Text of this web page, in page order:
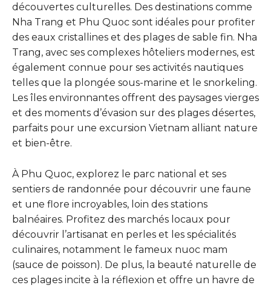
découvertes culturelles. Des destinations comme
Nha Trang et Phu Quoc sont idéales pour profiter
des eaux cristallines et des plages de sable fin. Nha
Trang, avec ses complexes hôteliers modernes, est
également connue pour ses activités nautiques
telles que la plongée sous-marine et le snorkeling.
Les îles environnantes offrent des paysages vierges
et des moments d’évasion sur des plages désertes,
parfaits pour une excursion Vietnam alliant nature
et bien-être.
À Phu Quoc, explorez le parc national et ses
sentiers de randonnée pour découvrir une faune
et une flore incroyables, loin des stations
balnéaires. Profitez des marchés locaux pour
découvrir l’artisanat en perles et les spécialités
culinaires, notamment le fameux nuoc mam
(sauce de poisson). De plus, la beauté naturelle de
ces plages incite à la réflexion et offre un havre de